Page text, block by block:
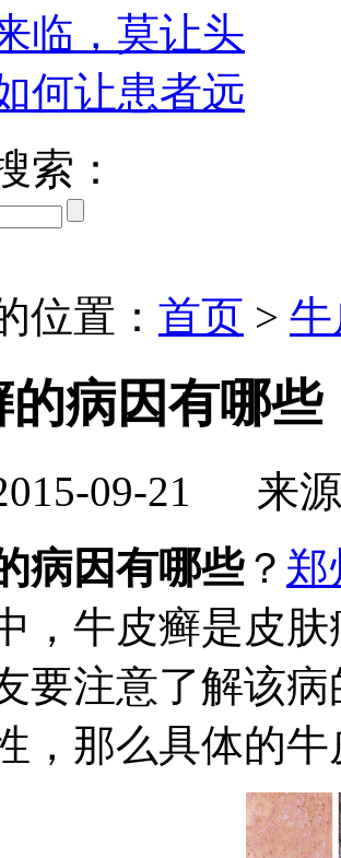
临，莫让头
何让患者远
索：
位置： 首页 >
的病因有哪些
09-21 来
病因有哪些？ 郑
，牛皮癣是皮
要注意了解该
，那么具体的